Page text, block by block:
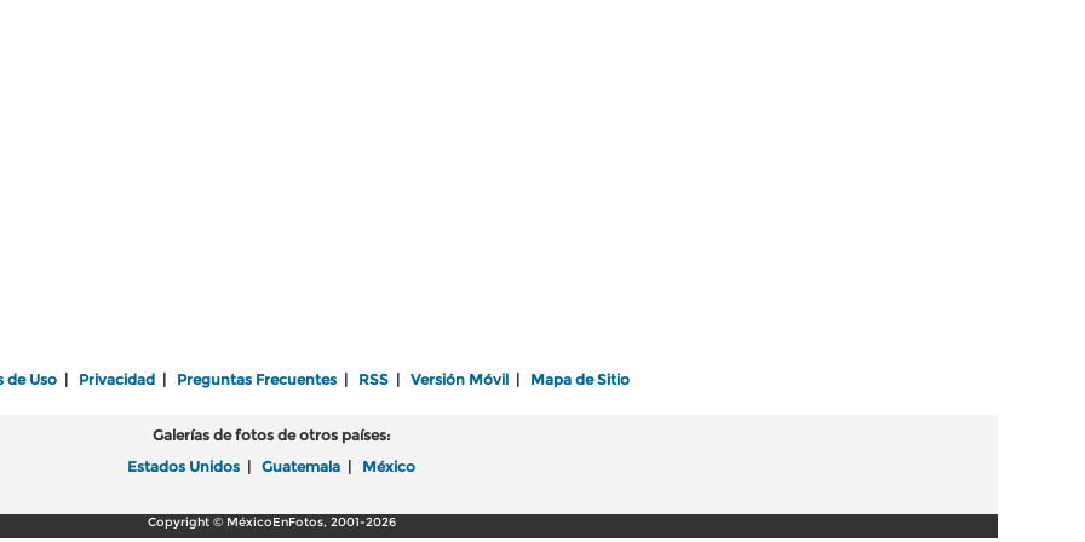
de Uso Privacidad Preguntas Frecuentes RSS Versión Móvil Mapa de Sitio
Galerías de fotos de otros países:
Estados Unidos
Guatemala México
Copyright © MéxicoEnFotos, 2001-2026